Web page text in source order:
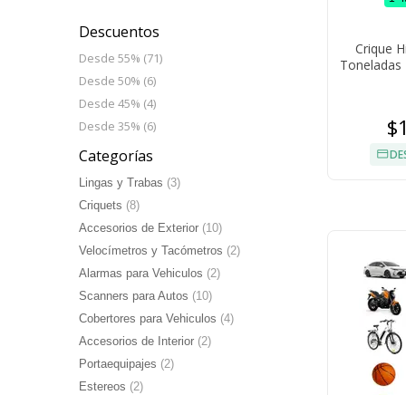
Descuentos
Desde 55% (71)
Desde 50% (6)
Desde 45% (4)
Desde 35% (6)
Categorías
Lingas y Trabas (3)
Criquets (8)
Accesorios de Exterior (10)
Velocímetros y Tacómetros (2)
Alarmas para Vehiculos (2)
Scanners para Autos (10)
Cobertores para Vehiculos (4)
Accesorios de Interior (2)
Portaequipajes (2)
Estereos (2)
Crique
Toneladas